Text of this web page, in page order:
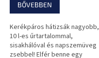
BŐVEBBEN
Kerékpáros hátizsák nagyobb,
10 l-es űrtartalommal,
sisakhálóval és napszemüveg
zsebbel! Elfér benne egy